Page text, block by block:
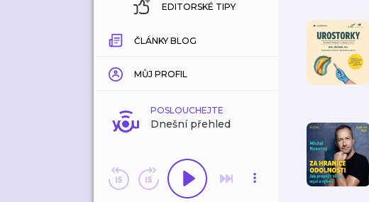
EDITORSKÉ TIPY
ČLÁNKY BLOG
MŮJ PROFIL
POSLOUCHEJTE
Dnešní přehled